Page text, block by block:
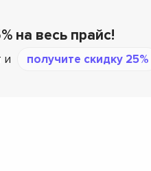
на весь прайс!
и получите скидку 25%